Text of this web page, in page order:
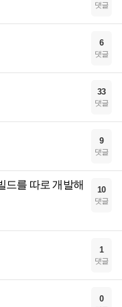
댓글
6
댓글
33
댓글
9
댓글
드를 따로 개발해
10
댓글
1
댓글
0